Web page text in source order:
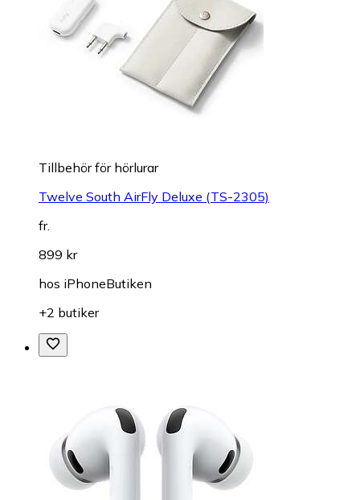
Tillbehör för hörlurar
Twelve South AirFly Deluxe (TS-2305)
fr.
899 kr
hos iPhoneButiken
+2 butiker